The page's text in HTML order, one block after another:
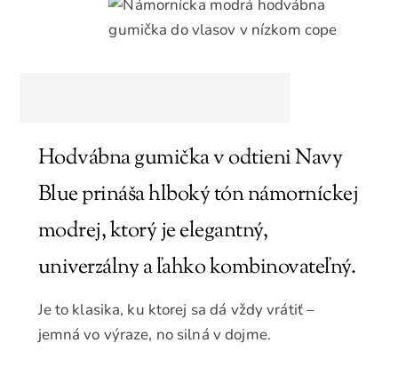
Hodvábna gumička v odtieni Navy
Blue prináša hlboký tón námorníckej
modrej, ktorý je elegantný,
univerzálny a ľahko kombinovateľný.
Je to klasika, ku ktorej sa dá vždy vrátiť –
jemná vo výraze, no silná v dojme.